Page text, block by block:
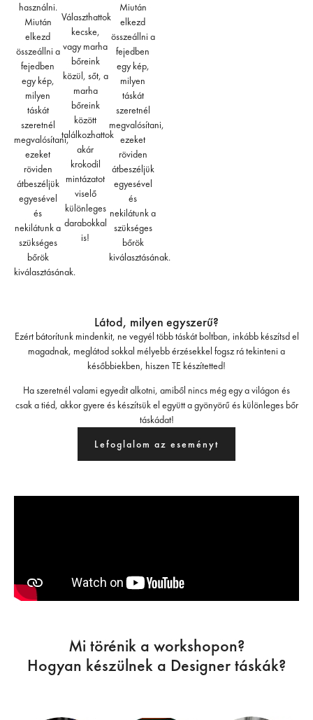
használni.
Miután
elkezd
összeállni a
fejedben
egy kép,
milyen
táskát
szeretnél
megvalósítani,
ezeket
röviden
átbeszéljük
egyesével
és
nekilátunk a
szükséges
bőrök
kiválasztásának.
Választhattok
kecske,
vagy marha
bőreink
közül, sőt, a
marha
bőreink
között
találkozhattok
akár
krokodil
mintázatot
viselő
különleges
darabokkal
is!
Miután
elkezd
összeállni a
fejedben
egy kép,
milyen
táskát
szeretnél
megvalósítani,
ezeket
röviden
átbeszéljük
egyesével
és
nekilátunk a
szükséges
bőrök
kiválasztásának.
Látod, milyen egyszerű?
Ezért bátorítunk mindenkit, ne vegyél több táskát boltban, inkább készítsd el
magadnak, meglátod sokkal mélyebb érzésekkel fogsz rá tekinteni a
későbbiekben, hiszen TE készítetted!
Ha szeretnél valami egyedit alkotni, amiből nincs még egy a világon és
csak a tiéd, akkor gyere és készítsük el együtt a gyönyörű és különleges bőr
táskádat!
Lefoglalom az eseményt
Mi törénik a workshopon?
Hogyan készülnek a Designer táskák?